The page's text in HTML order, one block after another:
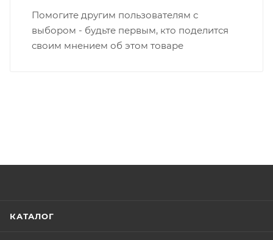
Помогите другим пользователям с
выбором - будьте первым, кто поделится
своим мнением об этом товаре
КАТАЛОГ